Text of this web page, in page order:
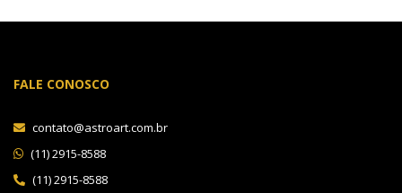
FALE CONOSCO
contato@astroart.com.br
(11) 2915-8588
(11) 2915-8588